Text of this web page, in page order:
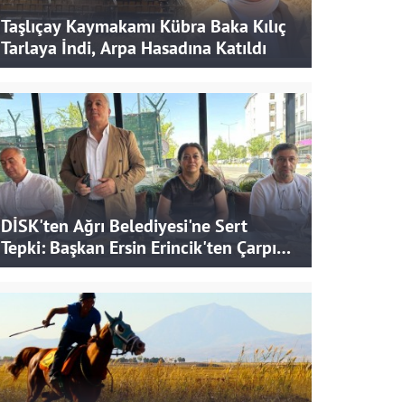
Taşlıçay Kaymakamı Kübra Baka Kılıç
Tarlaya İndi, Arpa Hasadına Katıldı
DİSK'ten Ağrı Belediyesi'ne Sert
Tepki: Başkan Ersin Erincik'ten Çarpıcı
İddialar